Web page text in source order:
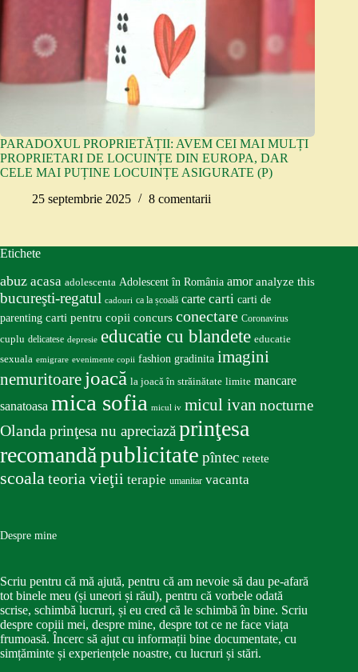
PARADOXUL PROPRIETĂȚII: AVEM CEI MAI MULȚI
PROPRIETARI DE LOCUINȚE DIN EUROPA, DAR
CELE MAI PUȚINE LOCUINȚE ASIGURATE (P)
25 septembrie 2025
8 comentarii
Etichete
abuz acasa adolescenta Adolescent în România amor analyze this
bucureşti-regatul cadouri ca la școală carte carti carti de
parenting carti pentru copii concurs conectare Coronavirus
cuplu delicatese depresie educatie cu blandete educatie
sexuala emigrare evenimente copii fashion gradinita imagini
nemuritoare joacă la joacă în străinătate limite mancare
sanatoasa mica sofia micul iv micul ivan nocturne
Olandaprinţesa nu apreciazăprinţesa
recomandăpublicitate pîntec retete
scoalateoria vieţii terapie umanitar vacanta
Despre mine
Scriu pentru că mă ajută, pentru că am nevoie să dau pe-afară
tot binele meu (și uneori și răul), pentru că vorbele odată
scrise, schimbă lucruri, și eu cred că le schimbă în bine. Scriu
despre copiii mei, despre mine, despre tot ce ne face viața
frumoasă. Încerc să ajut cu informații bine documentate, cu
simțăminte și experiențele noastre, cu lucruri și stări.